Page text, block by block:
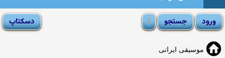
موسیقی ایرانی